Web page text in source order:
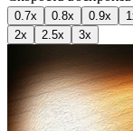
0.7x 0.8x 0.9x
2x
2.5x 3x